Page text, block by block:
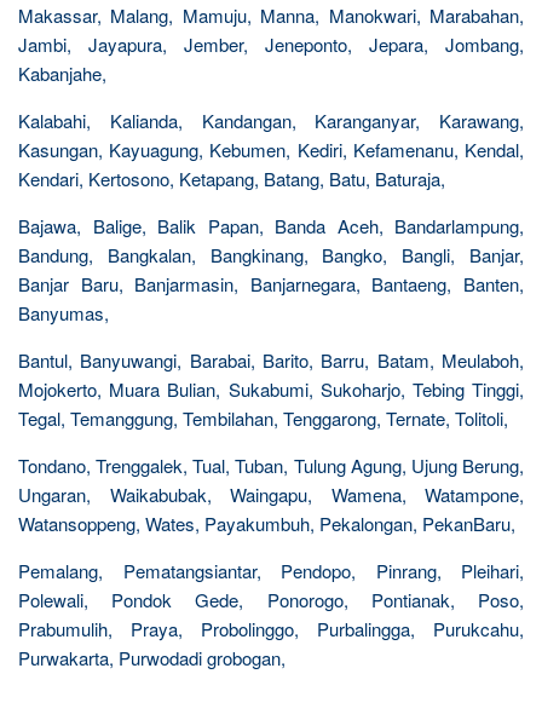
Makassar, Malang, Mamuju, Manna, Manokwari, Marabahan,
Jambi, Jayapura, Jember, Jeneponto, Jepara, Jombang,
Kabanjahe,
Kalabahi, Kalianda, Kandangan, Karanganyar, Karawang,
Kasungan, Kayuagung, Kebumen, Kediri, Kefamenanu, Kendal,
Kendari, Kertosono, Ketapang, Batang, Batu, Baturaja,
Bajawa, Balige, Balik Papan, Banda Aceh, Bandarlampung,
Bandung, Bangkalan, Bangkinang, Bangko, Bangli, Banjar,
Banjar Baru, Banjarmasin, Banjarnegara, Bantaeng, Banten,
Banyumas,
Bantul, Banyuwangi, Barabai, Barito, Barru, Batam, Meulaboh,
Mojokerto, Muara Bulian, Sukabumi, Sukoharjo, Tebing Tinggi,
Tegal, Temanggung, Tembilahan, Tenggarong, Ternate, Tolitoli,
Tondano, Trenggalek, Tual, Tuban, Tulung Agung, Ujung Berung,
Ungaran, Waikabubak, Waingapu, Wamena, Watampone,
Watansoppeng, Wates, Payakumbuh, Pekalongan, PekanBaru,
Pemalang, Pematangsiantar, Pendopo, Pinrang, Pleihari,
Polewali, Pondok Gede, Ponorogo, Pontianak, Poso,
Prabumulih, Praya, Probolinggo, Purbalingga, Purukcahu,
Purwakarta, Purwodadi grobogan,